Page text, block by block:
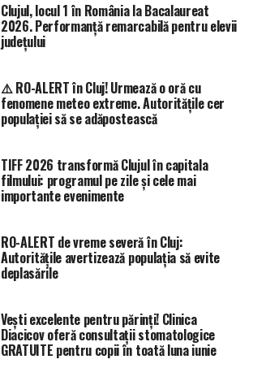
Clujul, locul 1 în România la Bacalaureat
2026. Performanță remarcabilă pentru elevii
județului
⚠️ RO-ALERT în Cluj! Urmează o oră cu
fenomene meteo extreme. Autoritățile cer
populației să se adăpostească
TIFF 2026 transformă Clujul în capitala
filmului: programul pe zile și cele mai
importante evenimente
RO-ALERT de vreme severă în Cluj:
Autoritățile avertizează populația să evite
deplasările
Vești excelente pentru părinți! Clinica
Diacicov oferă consultații stomatologice
GRATUITE pentru copii în toată luna iunie